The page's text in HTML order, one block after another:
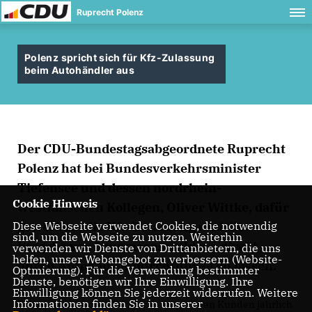
Ruprecht Polenz
Polenz spricht sich für Kfz-Zulassung
beim Autohändler aus
Der CDU-Bundestagsabgeordnete Ruprecht
Polenz hat bei Bundesverkehrsminister
Tiefensee und dessen nordrhein-
westfälischen Kollegen, Oliver Wittke, dafür
geworben, die Kfz-Zulassung und die
Vergabe von Nummernschildern direkt
durch Autohäuser durchführen zu lassen.
Polenz: „Ein solches Verfahren erspart den Kunden jährlich
Cookie Hinweis
Diese Webseite verwendet Cookies, die notwendig
sind, um die Webseite zu nutzen. Weiterhin
verwenden wir Dienste von Drittanbietern, die uns
helfen, unser Webangebot zu verbessern (Website-
Optmierung). Für die Verwendung bestimmter
Dienste, benötigen wir Ihre Einwilligung. Ihre
Einwilligung können Sie jederzeit widerrufen. Weitere
Informationen finden Sie in unserer